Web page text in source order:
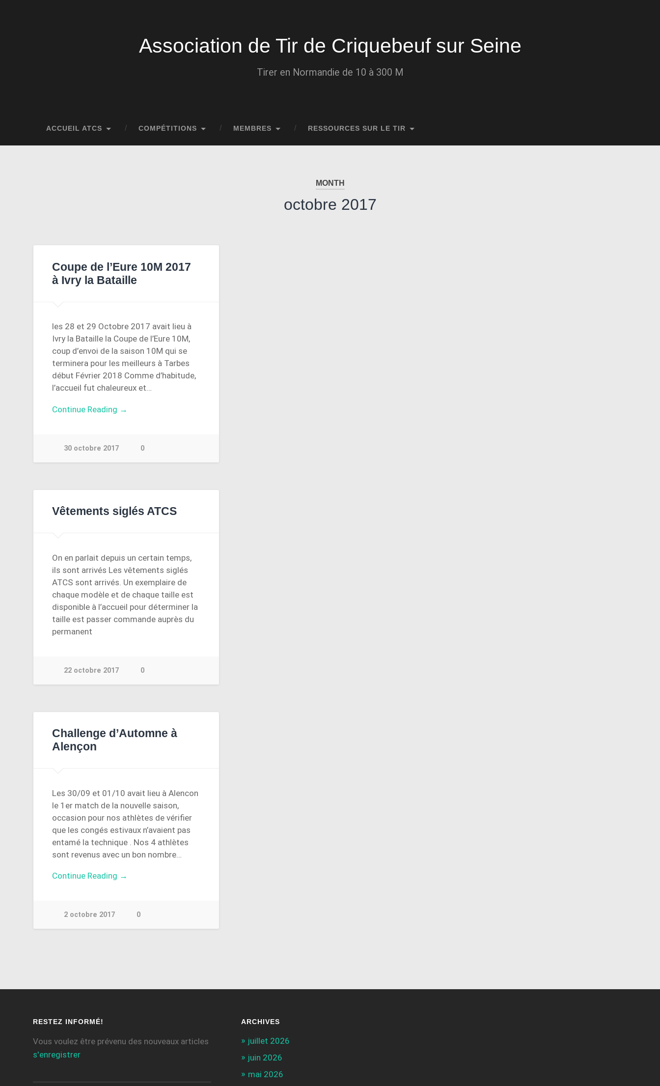
Association de Tir de Criquebeuf sur Seine
Tirer en Normandie de 10 à 300 M
ACCUEIL ATCS COMPÉTITIONS MEMBRES RESSOURCES SUR LE TIR
MONTH
octobre 2017
Coupe de l’Eure 10M 2017
à Ivry la Bataille
les 28 et 29 Octobre 2017 avait lieu à
Ivry la Bataille la Coupe de l’Eure 10M,
coup d’envoi de la saison 10M qui se
terminera pour les meilleurs à Tarbes
début Février 2018 Comme d’habitude,
l’accueil fut chaleureux et…
Continue Reading →
30 octobre 2017 0
Vêtements siglés ATCS
On en parlait depuis un certain temps,
ils sont arrivés Les vêtements siglés
ATCS sont arrivés. Un exemplaire de
chaque modèle et de chaque taille est
disponible à l’accueil pour déterminer la
taille est passer commande auprès du
permanent
22 octobre 2017 0
Challenge d’Automne à
Alençon
Les 30/09 et 01/10 avait lieu à Alencon
le 1er match de la nouvelle saison,
occasion pour nos athlètes de vérifier
que les congés estivaux n’avaient pas
entamé la technique . Nos 4 athlètes
sont revenus avec un bon nombre…
Continue Reading →
2 octobre 2017 0
RESTEZ INFORMÉ!
Vous voulez être prévenu des nouveaux articles
s'enregistrer
ARCHIVES
juillet 2026
juin 2026
mai 2026